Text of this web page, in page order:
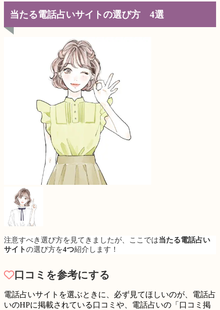
当たる電話占いサイトの選び方 4選
注意すべき選び方を見てきましたが、ここでは当たる電話占い
サイトの選び方を4つ紹介します！
口コミを参考にする
電話占いサイトを選ぶときに、必ず見てほしいのが、電話占
いのHPに掲載されている口コミ や、電話占いの「 口コミ掲